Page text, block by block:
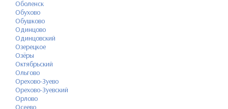
Оболенск
Обухово
Обушково
Одинцово
Одинцовский
Озерецкое
Озёры
Октябрьский
Ольгово
Орехово-Зуево
Орехово-Зуевский
Орлово
Осеево